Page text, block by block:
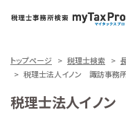
トップページ 税理士検索
税理士法人イノン 諏訪事務
税理士法人イノ